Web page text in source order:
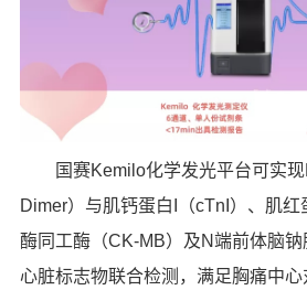
国赛Kemilo化学发光平台可实
Dimer）与肌钙蛋白I（cTnI）、肌
酶同工酶（CK-MB）及N端前体脑
心脏标志物联合检测，满足胸痛中